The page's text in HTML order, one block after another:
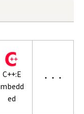
C++:E
mbedd
ed
・・・